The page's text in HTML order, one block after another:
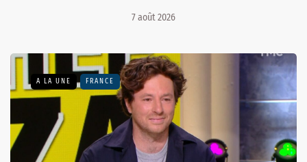
7 août 2026
A LA UNE FRANCE